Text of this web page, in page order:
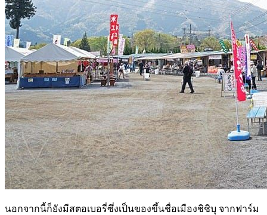
นอกจากนี้ก็ยังมีสตอเบอรี่ซึ่งเป็นของขึ้นชื่อเมืองชิชิบุ จากฟาร์ม